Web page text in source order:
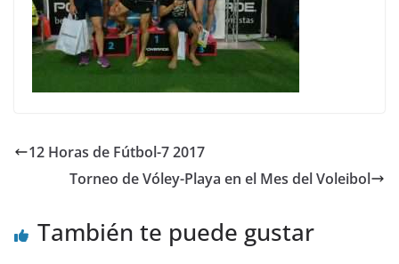
12 Horas de Fútbol-7 2017
Torneo de Vóley-Playa en el Mes del Voleibol
También te puede gustar